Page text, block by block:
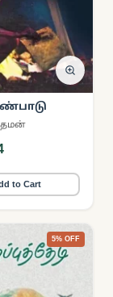
to Cart
5% OFF